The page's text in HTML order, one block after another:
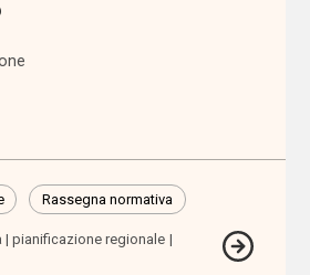
Rassegna normativa
pianificazione regionale